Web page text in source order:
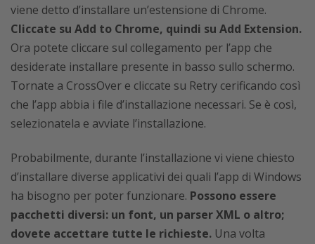
viene detto d’installare un’estensione di Chrome.
Cliccate su Add to Chrome, quindi su Add Extension.
Ora potete cliccare sul collegamento per l’app che
desiderate installare presente in basso sullo schermo.
Tornate a CrossOver e cliccate su Retry cerificando così
che l’app abbia i file d’installazione necessari. Se è così,
selezionatela e avviate l’installazione.
Probabilmente, durante l’installazione vi viene chiesto
d’installare diverse applicativi dei quali l’app di Windows
ha bisogno per poter funzionare. Possono essere
pacchetti diversi: un font, un parser XML o altro;
dovete accettare tutte le richieste. Una volta